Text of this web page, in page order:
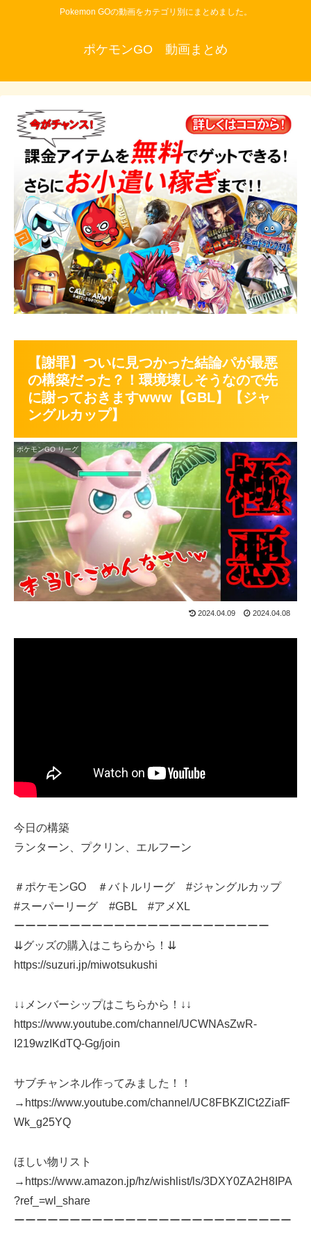
Pokemon GOの動画をカテゴリ別にまとめました。
ポケモンGO 動画まとめ
【謝罪】ついに見つかった結論パが最悪
の構築だった？！環境壊しそうなので先
に謝っておきますwww【GBL】【ジャ
ングルカップ】
ポケモンGO リーグ
2024.04.09 2024.04.08
今日の構築
ランターン、プクリン、エルフーン
＃ポケモンGO ＃バトルリーグ #ジャングルカップ
#スーパーリーグ #GBL #アメXL
ーーーーーーーーーーーーーーーーーーーーーーー
⇊グッズの購入はこちらから！⇊
https://suzuri.jp/miwotsukushi
↓↓メンバーシップはこちらから！↓↓
https://www.youtube.com/channel/UCWNAsZwR-
I219wzIKdTQ-Gg/join
サブチャンネル作ってみました！！
→https://www.youtube.com/channel/UC8FBKZlCt2ZiafF
Wk_g25YQ
ほしい物リスト
→https://www.amazon.jp/hz/wishlist/ls/3DXY0ZA2H8IPA
?ref_=wl_share
ーーーーーーーーーーーーーーーーーーーーーーーーー